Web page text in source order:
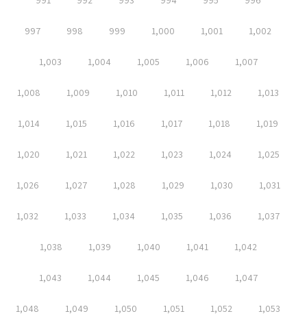
997 998 999 1,000 1,001 1,002
1,003 1,004 1,005 1,006 1,007
1,008 1,009 1,010 1,011 1,012 1,013
1,014 1,015 1,016 1,017 1,018 1,019
1,020 1,021 1,022 1,023 1,024 1,025
1,026 1,027 1,028 1,029 1,030 1,031
1,032 1,033 1,034 1,035 1,036 1,037
1,038 1,039 1,040 1,041 1,042
1,043 1,044 1,045 1,046 1,047
1,048 1,049 1,050 1,051 1,052 1,053